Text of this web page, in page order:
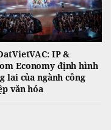
IP &
Economy định hình
lai của ngành công
văn hóa